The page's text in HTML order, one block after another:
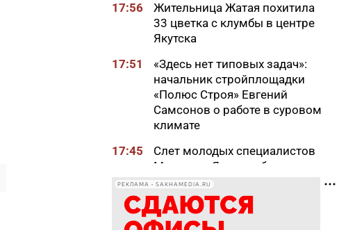
17:56
Жительница Жатая похитила
33 цветка с клумбы в центре
Якутска
17:51
«Здесь нет типовых задач»:
начальник стройплощадки
«Полюс Строя» Евгений
Самсонов о работе в суровом
климате
17:45
Слет молодых специалистов
Минтруда Якутии объединил
30 участников из трех
муниципалитетов
17:34
Якутяне подали более 61
РЕКЛАМА • SAKHAMEDIA.RU